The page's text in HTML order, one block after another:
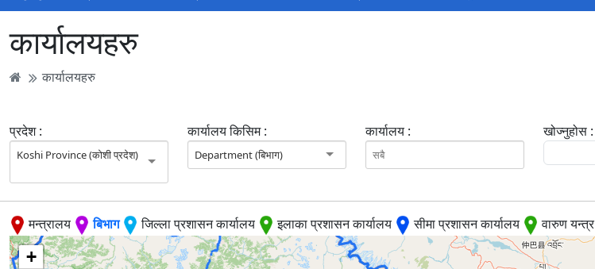
कार्यालयहरु
कार्यालयहरु
प्रदेश :
Koshi Province (कोशी प्रदेश)
कार्यालय किसिम :
Department (बिभाग)
कार्यालय :
खोज्नुहोस :
मन्त्रालय बिभाग जिल्ला प्रशासन कार्यालय इलाका प्रशासन कार्यालय सीमा प्रशासन कार्यालय वारुण यन्त्र
+